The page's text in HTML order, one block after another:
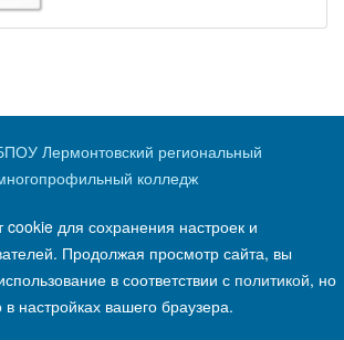
Лермонтовский региональный
колледж
cookie для сохранения настроек и
Продолжая просмотр сайта, вы
в соответствии с политикой, но
настройках вашего браузера.